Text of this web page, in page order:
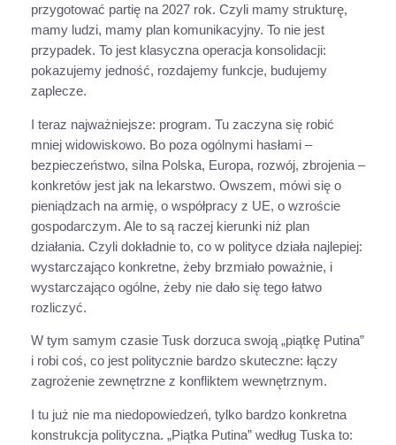
przygotować partię na 2027 rok. Czyli mamy strukturę,
mamy ludzi, mamy plan komunikacyjny. To nie jest
przypadek. To jest klasyczna operacja konsolidacji:
pokazujemy jedność, rozdajemy funkcje, budujemy
zaplecze.
I teraz najważniejsze: program. Tu zaczyna się robić
mniej widowiskowo. Bo poza ogólnymi hasłami –
bezpieczeństwo, silna Polska, Europa, rozwój, zbrojenia –
konkretów jest jak na lekarstwo. Owszem, mówi się o
pieniądzach na armię, o współpracy z UE, o wzroście
gospodarczym. Ale to są raczej kierunki niż plan
działania. Czyli dokładnie to, co w polityce działa najlepiej:
wystarczająco konkretne, żeby brzmiało poważnie, i
wystarczająco ogólne, żeby nie dało się tego łatwo
rozliczyć.
W tym samym czasie Tusk dorzuca swoją „piątkę Putina”
i robi coś, co jest politycznie bardzo skuteczne: łączy
zagrożenie zewnętrzne z konfliktem wewnętrznym.
I tu już nie ma niedopowiedzeń, tylko bardzo konkretna
konstrukcja polityczna. „Piątka Putina” według Tuska to: